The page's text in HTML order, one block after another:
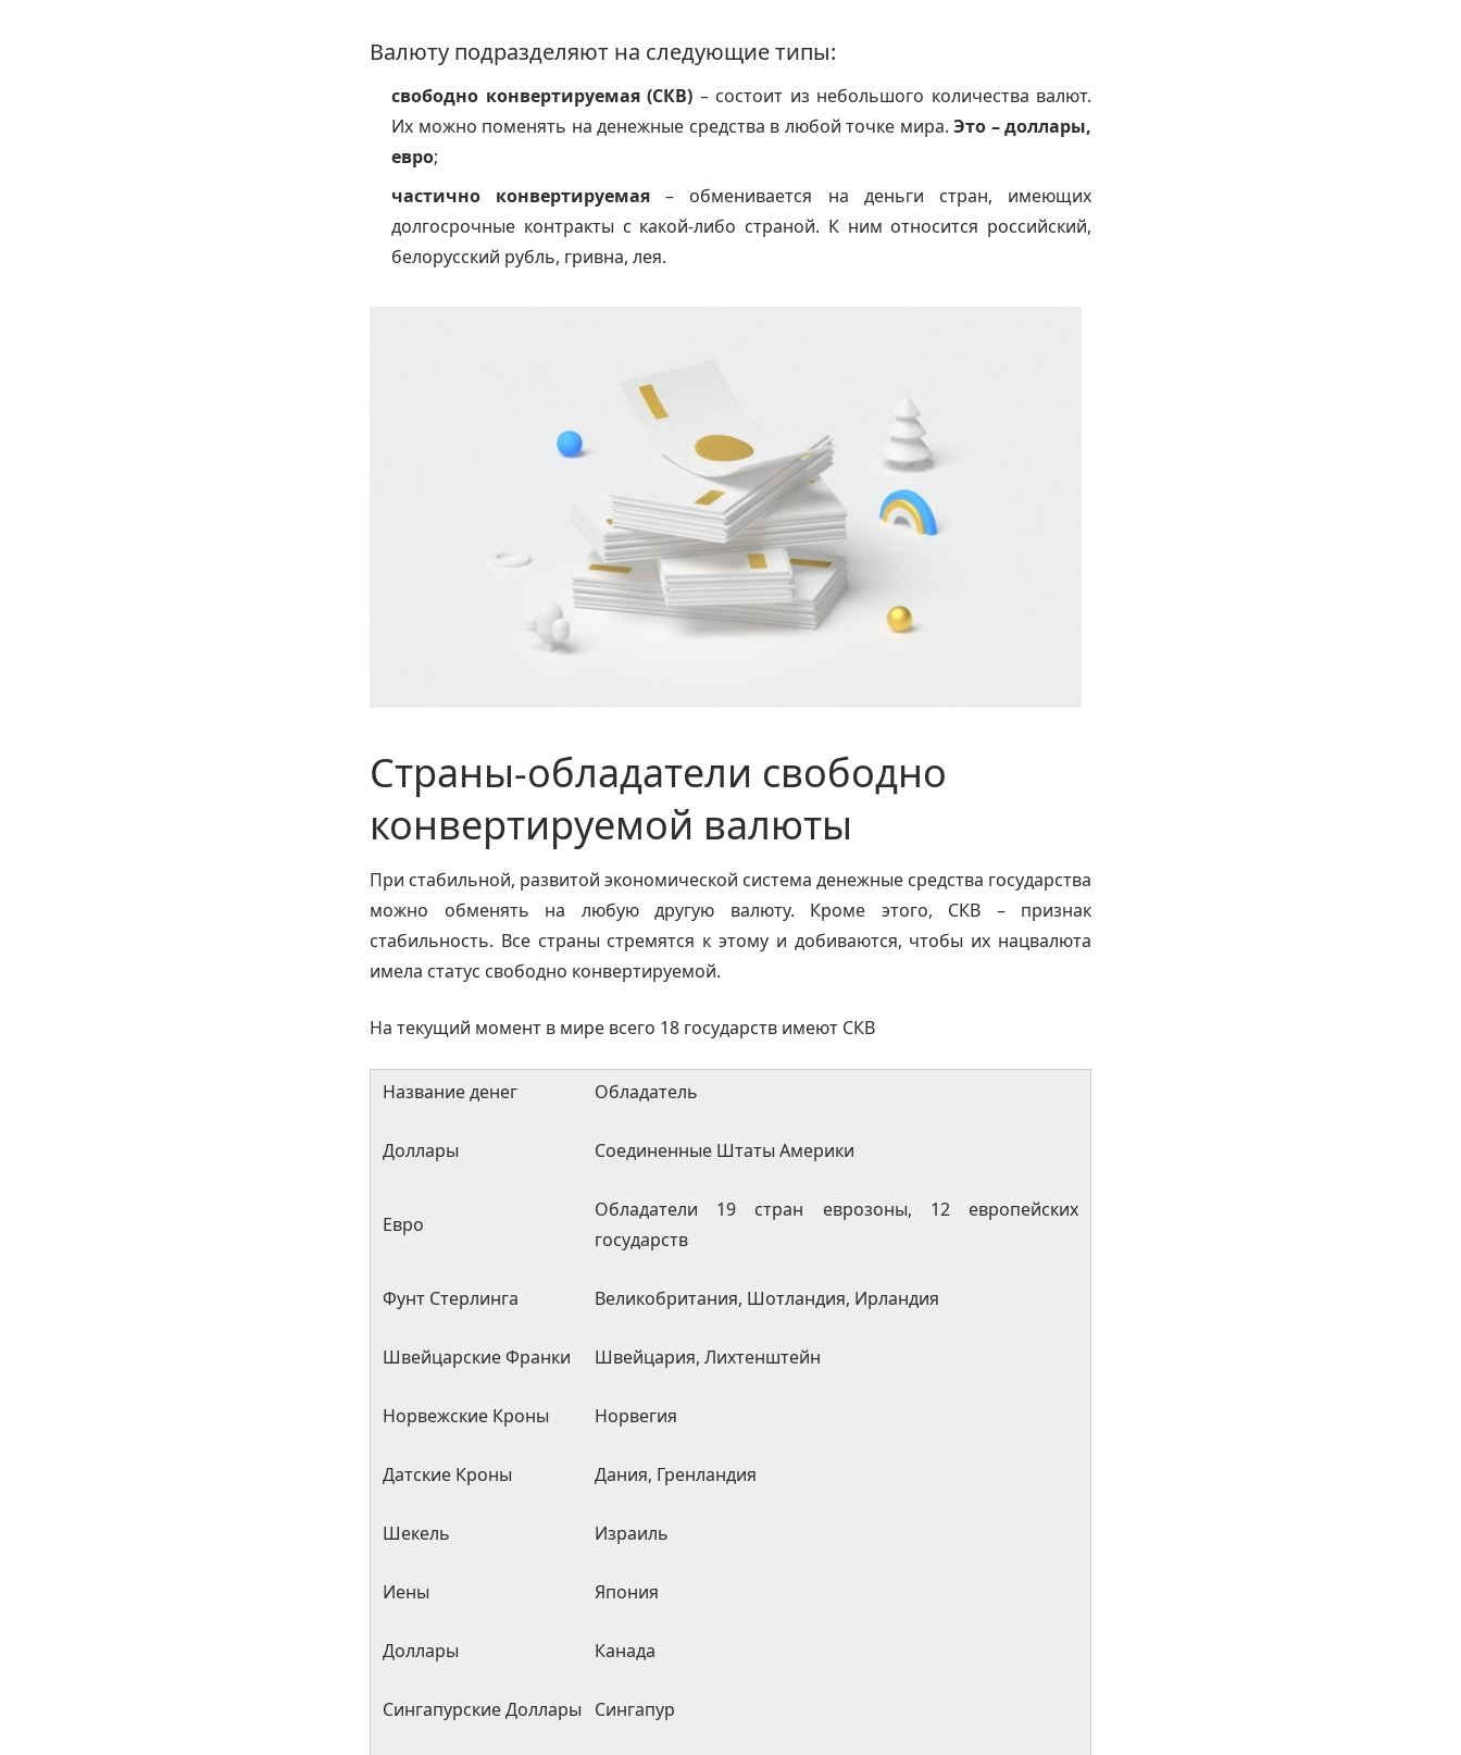
Валюту подразделяют на следующие типы:
свободно конвертируемая (СКВ) – состоит из небольшого количества валют.
Их можно поменять на денежные средства в любой точке мира. Это – доллары,
евро;
частично конвертируемая – обменивается на деньги стран, имеющих
долгосрочные контракты с какой-либо страной. К ним относится российский,
белорусский рубль, гривна, лея.
Страны-обладатели свободно
конвертируемой валюты
При стабильной, развитой экономической система денежные средства государства
можно обменять на любую другую валюту. Кроме этого, СКВ – признак
стабильность. Все страны стремятся к этому и добиваются, чтобы их нацвалюта
имела статус свободно конвертируемой.
На текущий момент в мире всего 18 государств имеют СКВ
Название денег Обладатель
Доллары Соединенные Штаты Америки
Евро
Обладатели 19 стран еврозоны, 12 европейских
государств
Фунт Стерлинга Великобритания, Шотландия, Ирландия
Швейцарские Франки Швейцария, Лихтенштейн
Норвежские Кроны Норвегия
Датские Кроны Дания, Гренландия
Шекель Израиль
Иены Япония
Доллары Канада
Сингапурские Доллары Сингапур